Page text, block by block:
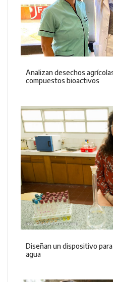
Analizan desechos
compuestos bioactivos
Diseñan un dispositivo
agua